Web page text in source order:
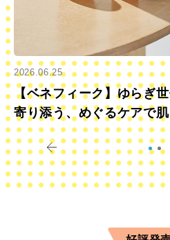
2026.06.25
【ベネフィーク】ゆらぎ
寄り添う、めぐるケアで
きに